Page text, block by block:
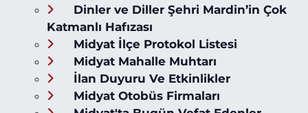
Dinler ve Diller Şehri Mardin’in Çok
Katmanlı Hafızası
Midyat İlçe Protokol Listesi
Midyat Mahalle Muhtarı
İlan Duyuru Ve Etkinlikler
Midyat Otobüs Firmaları